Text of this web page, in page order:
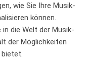
wie‌ Sie Ihre Musik-
können.⁤
in die ⁣Welt der Musik-
der Möglichkeiten